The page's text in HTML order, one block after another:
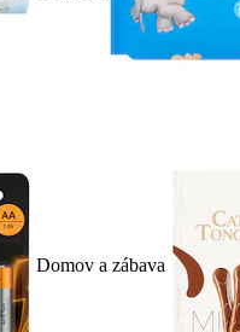
Domov a zábava